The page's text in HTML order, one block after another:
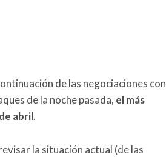
de las negociaciones con
de la noche pasada, el más
abril.
la situación actual (de las